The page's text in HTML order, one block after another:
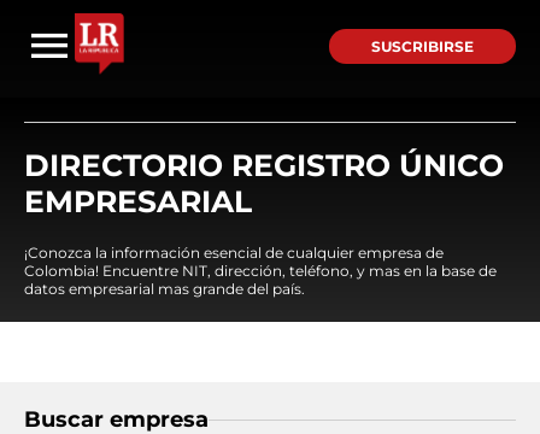
SUSCRIBIRSE
DIRECTORIO REGISTRO ÚNICO
EMPRESARIAL
¡Conozca la información esencial de cualquier empresa de
Colombia! Encuentre NIT, dirección, teléfono, y mas en la base de
datos empresarial mas grande del país.
Buscar empresa